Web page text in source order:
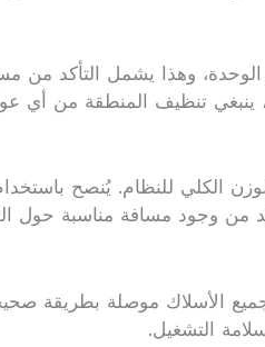
وهذا يشمل التأكد من
تنظيف المنطقة من أي
الكلي للنظام. يُنصح
من وجود مسافة مناسبة حول
الأسلاك موصلة بطريقة
التشغيل.